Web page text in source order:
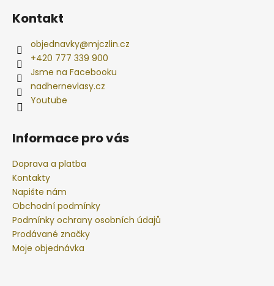
Kontakt
objednavky@mjczlin.cz
+420 777 339 900
Jsme na Facebooku
nadhernevlasy.cz
Youtube
Informace pro vás
Doprava a platba
Kontakty
Napište nám
Obchodní podmínky
Podmínky ochrany osobních údajů
Prodávané značky
Moje objednávka